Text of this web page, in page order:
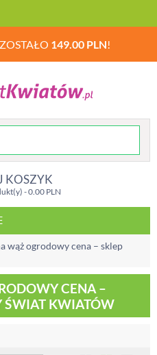
149.00 PLN!
KOSZYK
-0.00PLN
wąż ogrodowy cena – sklep
CENA –
ŚWIAT KWIATÓW